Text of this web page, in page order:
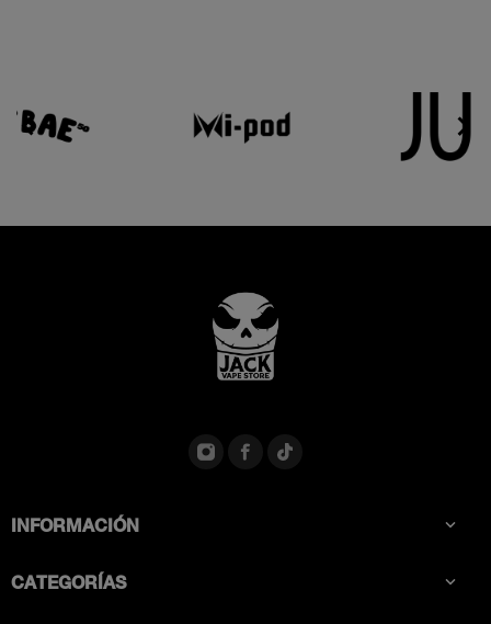
 
INFORMACIÓN 
CATEGORÍAS 